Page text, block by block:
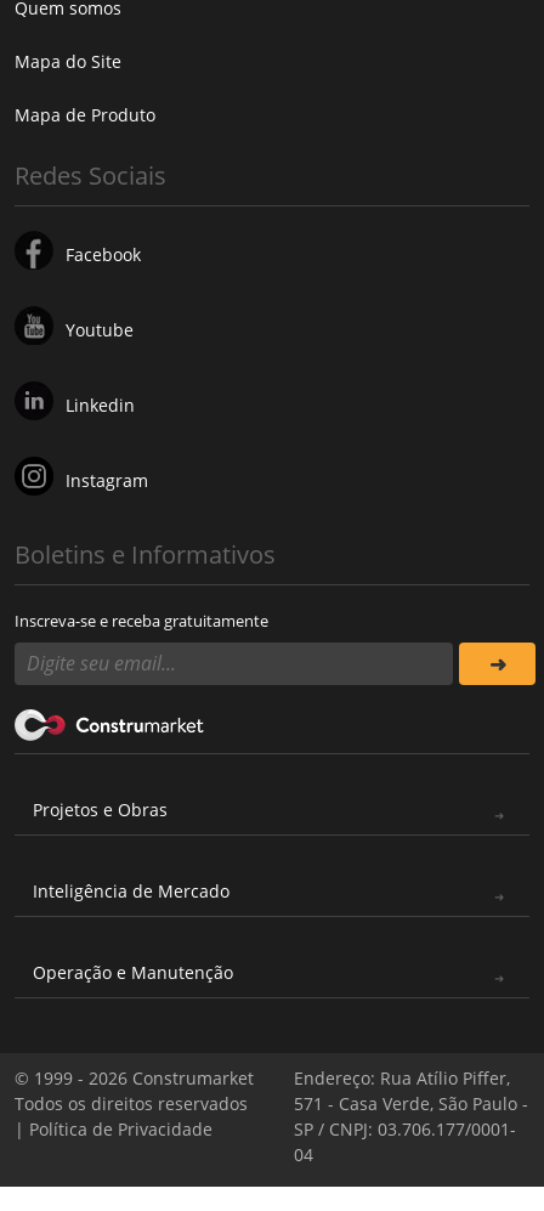
Quem somos
Mapa do Site
Mapa de Produto
Redes Sociais
Facebook
Youtube
Linkedin
Instagram
Boletins e Informativos
Inscreva-se e receba gratuitamente
Projetos e Obras
Inteligência de Mercado
Operação e Manutenção
© 1999 - 2026 Construmarket
Todos os direitos reservados
| Política de Privacidade
Endereço: Rua Atílio Piffer,
571 - Casa Verde, São Paulo -
SP / CNPJ: 03.706.177/0001-
04